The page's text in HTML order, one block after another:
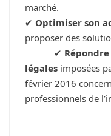
marché.
✔ Optimiser son
proposer des
✔
légales imposées
février 2016
professionnels de